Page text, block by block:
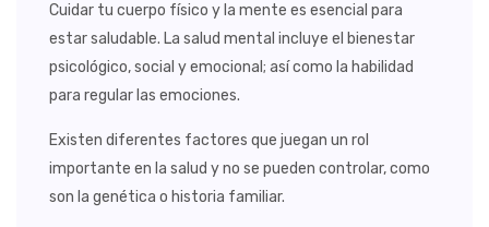
Cuidar tu cuerpo físico y la mente es esencial para
estar saludable. La salud mental incluye el bienestar
psicológico, social y emocional; así como la habilidad
para regular las emociones.
Existen diferentes factores que juegan un rol
importante en la salud y no se pueden controlar, como
son la genética o historia familiar.